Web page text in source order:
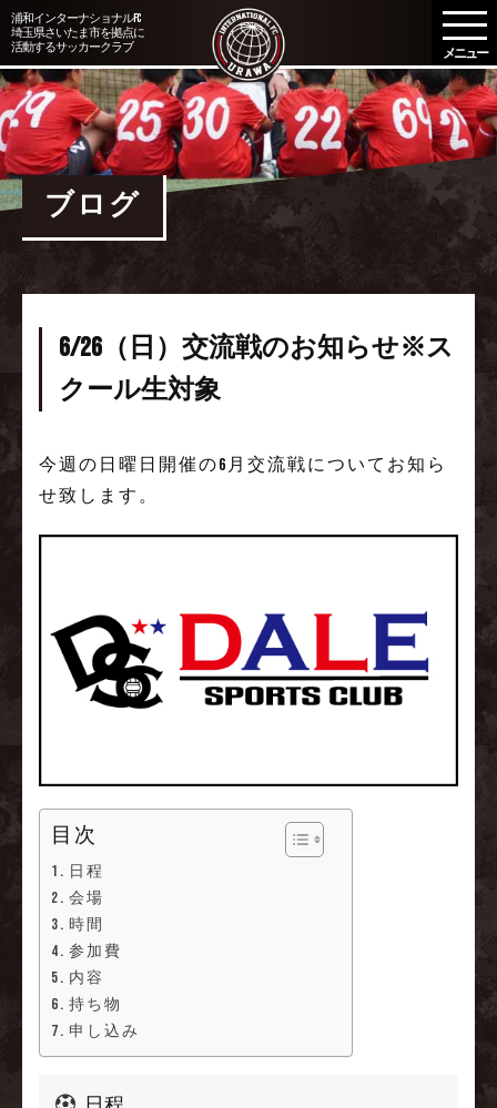
浦和インターナショナルFC
埼玉県さいたま市を拠点に
活動するサッカークラブ
メ
ニ
ュ
ー
を
開
ブログ
6/26（日）交流戦のお知らせ※ス
クール生対象
今週の日曜日開催の6月交流戦についてお知ら
せ致します。
目次
日程
会場
時間
参加費
内容
持ち物
申し込み